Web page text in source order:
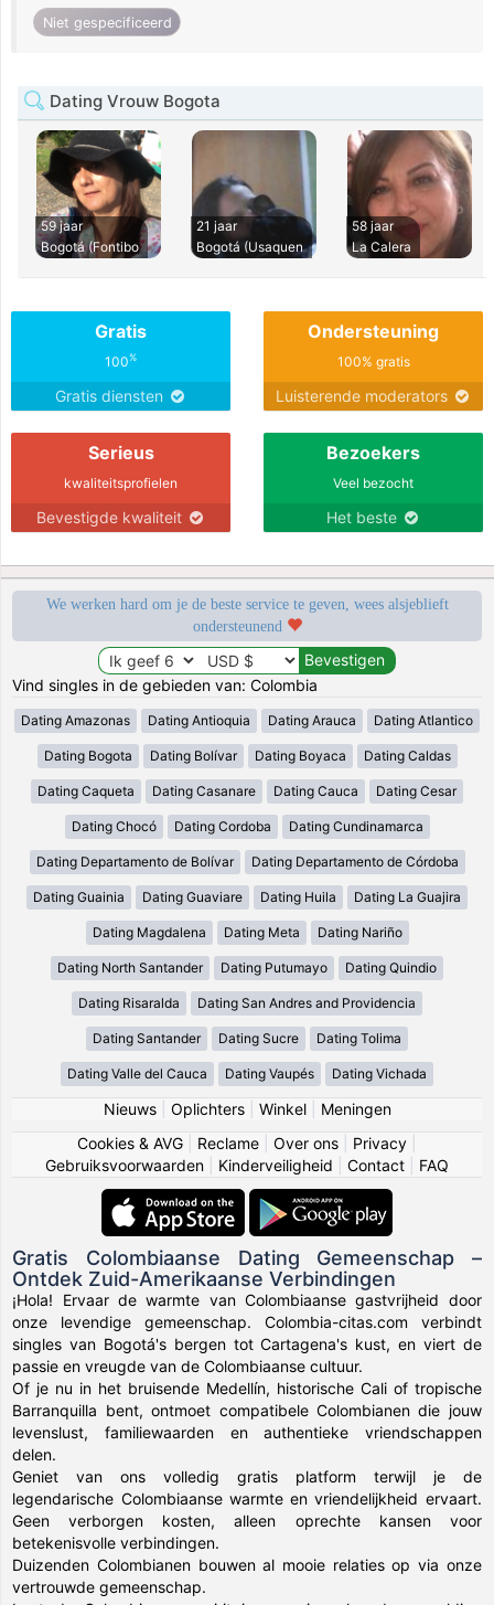
Niet gespecificeerd
Dating Vrouw Bogota
59 jaar
Bogotá (Fontibo
21 jaar
Bogotá (Usaquen
58 jaar
La Calera
Gratis
100%
Gratis diensten
Ondersteuning
100% gratis
Luisterende moderators
Serieus
kwaliteitsprofielen
Bevestigde kwaliteit
Bezoekers
Veel bezocht
Het beste
We werken hard om je de beste service te geven, wees alsjeblieft
ondersteunend
Vind singles in de gebieden van: Colombia
Dating Amazonas Dating Antioquia Dating Arauca Dating Atlantico
Dating Bogota Dating Bolívar Dating Boyaca Dating Caldas
Dating Caqueta Dating Casanare Dating Cauca Dating Cesar
Dating Chocó Dating Cordoba Dating Cundinamarca
Dating Departamento de Bolívar Dating Departamento de Córdoba
Dating Guainia Dating Guaviare Dating Huila Dating La Guajira
Dating Magdalena Dating Meta Dating Nariño
Dating North Santander Dating Putumayo Dating Quindio
Dating Risaralda Dating San Andres and Providencia
Dating Santander Dating Sucre Dating Tolima
Dating Valle del Cauca Dating Vaupés Dating Vichada
Nieuws| Oplichters| Winkel| Meningen
Cookies & AVG
Reclame Over ons Privacy
Gebruiksvoorwaarden
Kinderveiligheid Contact FAQ
Gratis Colombiaanse Dating Gemeenschap –
Ontdek Zuid-Amerikaanse Verbindingen
¡Hola! Ervaar de warmte van Colombiaanse gastvrijheid door
onze levendige gemeenschap. Colombia-citas.com verbindt
singles van Bogotá's bergen tot Cartagena's kust, en viert de
passie en vreugde van de Colombiaanse cultuur.
Of je nu in het bruisende Medellín, historische Cali of tropische
Barranquilla bent, ontmoet compatibele Colombianen die jouw
levenslust, familiewaarden en authentieke vriendschappen
delen.
Geniet van ons volledig gratis platform terwijl je de
legendarische Colombiaanse warmte en vriendelijkheid ervaart.
Geen verborgen kosten, alleen oprechte kansen voor
betekenisvolle verbindingen.
Duizenden Colombianen bouwen al mooie relaties op via onze
vertrouwde gemeenschap.